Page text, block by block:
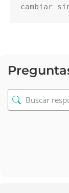
cambiar